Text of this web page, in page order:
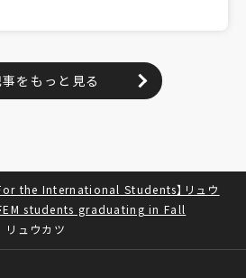
をもっと見る
For the International Students】リュウ
students graduating in Fall
リュウカツ